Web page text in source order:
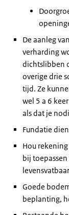
De aanleg
verharding
dichtslibben
overige drie
tijd. Ze
wel 5 a 6
als dat je
Fundatie
Hou
bij
Goede
beplanting,